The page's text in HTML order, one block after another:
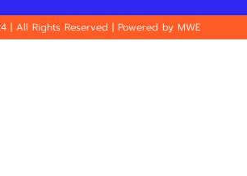
| All Rights Reserved | Powered by MWE